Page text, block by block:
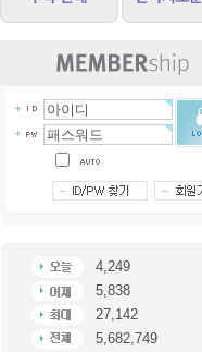
4,249
5,838
27,142
5,682,749